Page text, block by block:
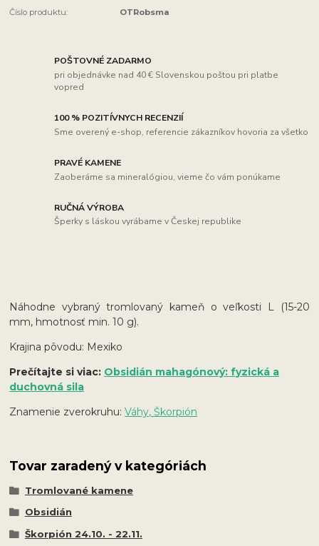
Číslo produktu: OTRobsma
POŠTOVNÉ ZADARMO
pri objednávke nad 40 € Slovenskou poštou pri platbe
vopred
100 % POZITÍVNYCH RECENZIÍ
Sme overený e-shop, referencie zákazníkov hovoria za všetko
PRAVÉ KAMENE
Zaoberáme sa mineralógiou, vieme čo vám ponúkame
RUČNÁ VÝROBA
Šperky s láskou vyrábame v Českej republike
Náhodne vybraný tromlovaný kameň o veľkosti L (15-20
mm, hmotnosť min. 10 g).
Krajina pôvodu: Mexiko
Prečítajte si viac: Obsidián mahagónový: fyzická a
duchovná sila
Znamenie zverokruhu:Váhy, Škorpión
Tovar zaradený v kategóriách
Tromlované kamene
Obsidián
Škorpión 24.10. - 22.11.